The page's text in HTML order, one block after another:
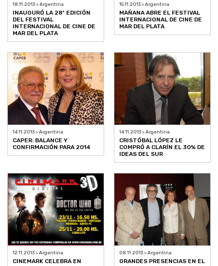
18.11.2013 > Argentina
INAUGURÓ LA 28º EDICIÓN
DEL FESTIVAL
INTERNACIONAL DE CINE DE
MAR DEL PLATA
15.11.2013 > Argentina
MAÑANA ABRE EL FESTIVAL
INTERNACIONAL DE CINE DE
MAR DEL PLATA
14.11.2013 > Argentina
CAPER: BALANCE Y
CONFIRMACIÓN PARA 2014
14.11.2013 > Argentina
CRISTÓBAL LÓPEZ LE
COMPRÓ A CLARÍN EL 30% DE
IDEAS DEL SUR
12.11.2013 > Argentina
CINEMARK CELEBRA EN
08.11.2013 > Argentina
GRANDES PRESENCIAS EN EL